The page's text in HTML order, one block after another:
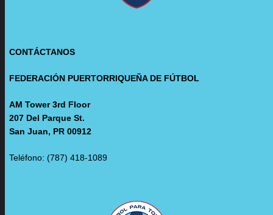
CONTÁCTANOS
FEDERACIÓN PUERTORRIQUEÑA DE FÚTBOL
AM Tower 3rd Floor
207 Del Parque St.
San Juan, PR 00912
Teléfono: (787) 418-1089